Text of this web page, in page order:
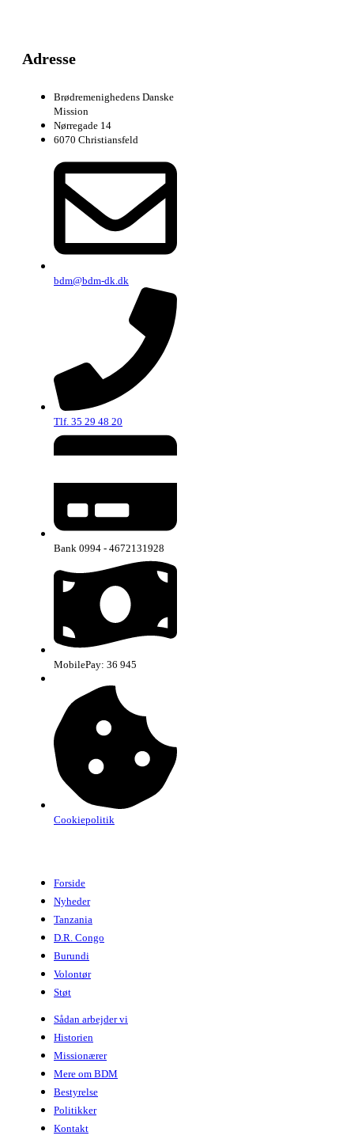
Adresse
Brødremenighedens Danske
Mission
Nørregade 14
6070 Christiansfeld
bdm@bdm-dk.dk
Tlf. 35 29 48 20
Bank 0994 - 4672131928
MobilePay: 36 945
Cookiepolitik
Forside
Nyheder
Tanzania
D.R. Congo
Burundi
Volontør
Støt
Sådan arbejder vi
Historien
Missionærer
Mere om BDM
Bestyrelse
Politikker
Kontakt